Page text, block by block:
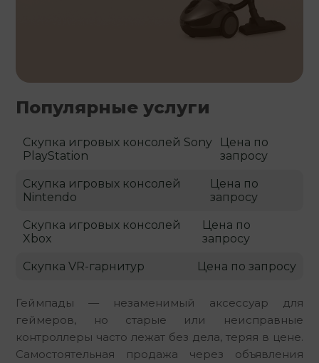
Геймпады — незаменимый аксессуар для
геймеров, но старые или неисправные
контроллеры часто лежат без дела, теряя в цене.
Самостоятельная продажа через объявления
Популярные услуги
Скупка игровых консолей Sony
PlayStation
Цена по
запросу
Скупка игровых консолей
Nintendo
Цена по
запросу
Скупка игровых консолей
Xbox
Цена по
запросу
Скупка VR-гарнитур Цена по запросу